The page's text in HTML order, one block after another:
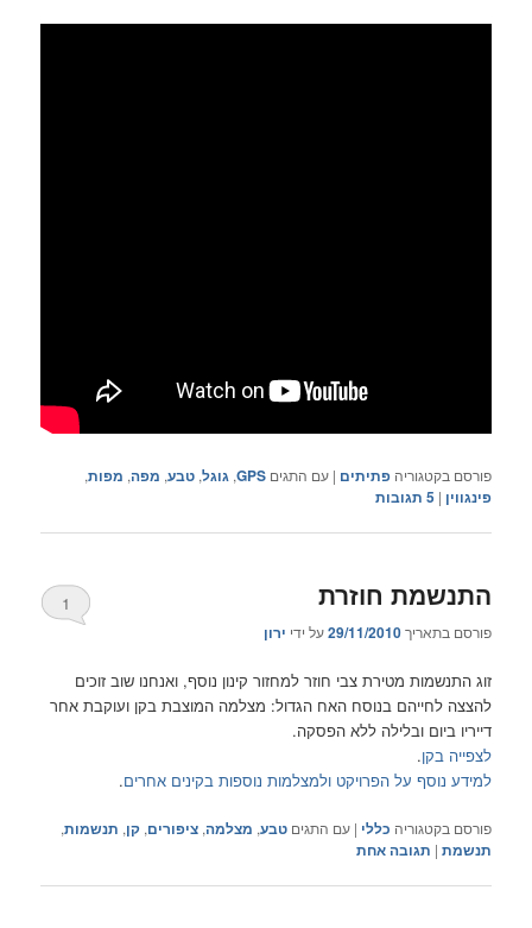
פורסם בקטגוריה פתיתים |עם התגים GPS
, גוגל,טבע, מפה, מפות,
פינגווין |
5 תגובות
התנשמת חוזרת
פורסם בתאריך29/11/2010על ידי ירון
1
זוג התנשמות מטירת צבי חוזר למחזור קינון נוסף, ואנחנו שוב זוכים
להצצה לחייהם בנוסח האח הגדול: מצלמה המוצבת בקן ועוקבת אחר
דייריו ביום ובלילה ללא הפסקה.
לצפייה בקן.
למידע נוסף על הפרויקט ולמצלמות נוספות בקינים אחרים.
פורסם בקטגוריה כללי |עם התגים טבע, מצלמה,ציפורים,קן, תנשמות,
תנשמת | תגובהאחת